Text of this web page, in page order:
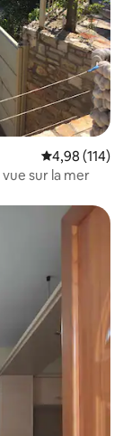
Évaluation
4,98 (114)
sur la mer